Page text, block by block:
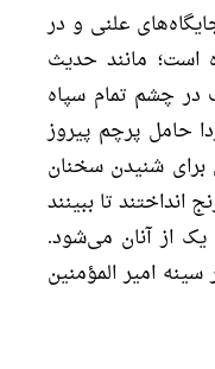
علنی و در
است؛ مانند حدیث
در چشم تمام سپاه
حامل پرچم پیروز
برای شنیدن سخنان
انداختند تا ببینند
از آنان می‌شود.
سینه امیر المؤمنین